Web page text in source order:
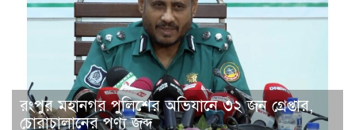
রংপুর মহানগর পুলিশের অভিযানে ৩২ জন গ্রেপ্তার,
চোরাচালানের পণ্য জব্দ